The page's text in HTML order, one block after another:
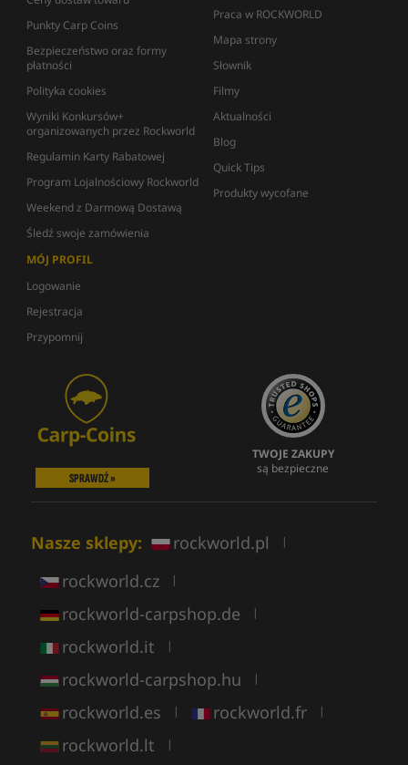
Punkty Carp Coins
Bezpieczeństwo oraz formy
płatności
Polityka cookies
Wyniki Konkursów+
organizowanych przez Rockworld
Regulamin Karty Rabatowej
Program Lojalnościowy Rockworld
Weekend z Darmową Dostawą
Śledź swoje zamówienia
Praca w ROCKWORLD
Mapa strony
Słownik
Filmy
Aktualności
Blog
Quick Tips
Produkty wycofane
MÓJ PROFIL
Logowanie
Rejestracja
Przypomnij
SPRAWDŹ »
TWOJE ZAKUPY
są bezpieczne
Nasze sklepy: rockworld.pl |
rockworld.cz |
rockworld-carpshop.de |
rockworld.it |
rockworld-carpshop.hu |
rockworld.es | rockworld.fr |
rockworld.lt |